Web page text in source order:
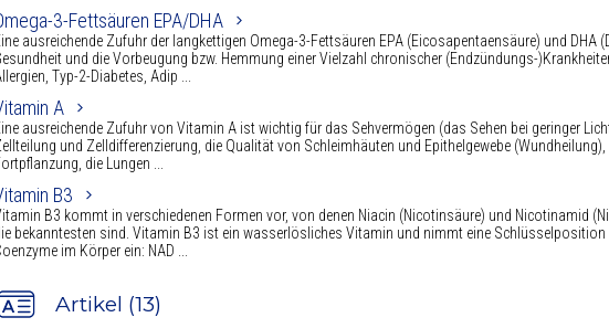
3-Fettsäuren EPA/DHA
ausreichende Zufuhr der langkettigen Omega-3-Fettsäuren EPA (Eicosapentaensäure) und
und die Vorbeugung bzw. Hemmung einer Vielzahl chronischer (Endzündungs-
Typ-2-Diabetes, Adip ...
A
ausreichende Zufuhr von Vitamin A ist wichtig für das Sehvermögen (das Sehen bei geringer
und Zelldifferenzierung, die Qualität von Schleimhäuten und Epithelgewebe
die Lungen ...
B3
B3 kommt in verschiedenen Formen vor, von denen Niacin (Nicotinsäure) und Nicotinamid
bekanntesten sind. Vitamin B3 ist ein wasserlösliches Vitamin und nimmt eine Schlüsselposition
im Körper ein: NAD ...
Artikel (13)